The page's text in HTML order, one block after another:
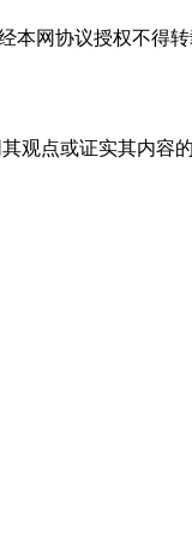
本网协议授权不得
观点或证实其内容